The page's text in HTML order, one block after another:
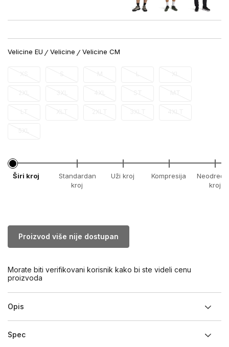
Velicine EU Velicine Velicine CM
Širi kroj
Standardan
kroj
Uži kroj Kompresija
kroj
Proizvod više nije dostupan
Morate biti verifikovani korisnik kako bi ste videli cenu
proizvoda
Opis
Spec